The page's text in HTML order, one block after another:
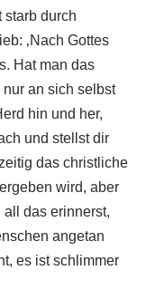
starb durch
‚Nach Gottes
Hat man das
an sich selbst
hin und her,
und stellst dir
das christliche
wird, aber
das erinnerst,
angetan
es ist schlimmer